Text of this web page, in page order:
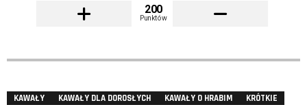
200
Punktów
KAWAŁY KAWAŁY DLA DOROSŁYCH KAWAŁY O HRABIM KRÓTKIE